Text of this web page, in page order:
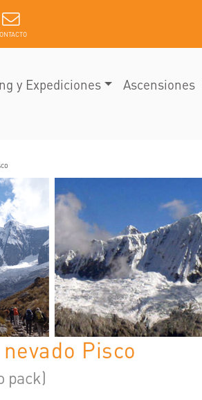
y Expediciones Ascensiones
Pisco
pack)